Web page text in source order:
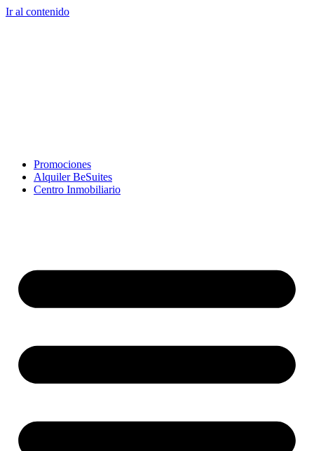
Ir al contenido
Promociones
Alquiler BeSuites
Centro Inmobiliario